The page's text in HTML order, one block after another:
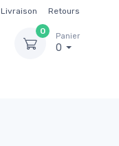
Livraison Retours
0
Panier
0